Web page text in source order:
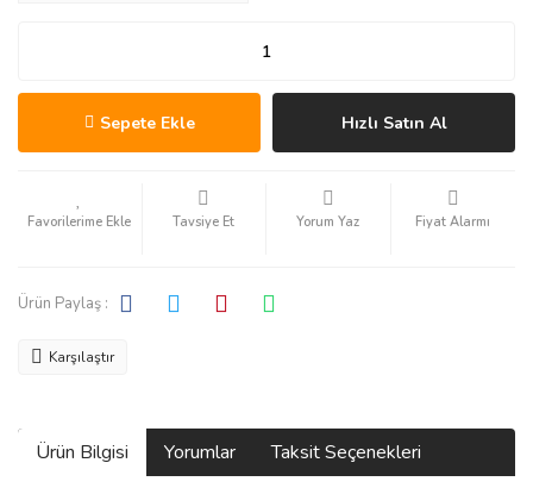
Sepete Ekle Hızlı Satın Al
Tavsiye Et Yorum Yaz Fiyat Alarmı
Ürün Paylaş :
Karşılaştır
Ürün Bilgisi Yorumlar Taksit Seçenekleri